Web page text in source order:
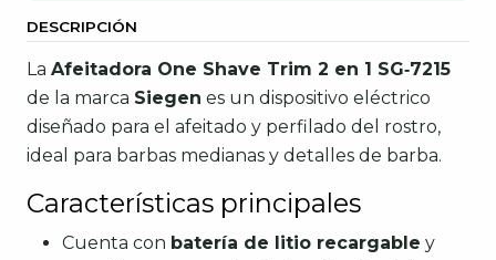
DESCRIPCIÓN
La Afeitadora One Shave Trim 2 en 1 SG‑7215
de la marca Siegen es un dispositivo eléctrico
diseñado para el afeitado y perfilado del rostro,
ideal para barbas medianas y detalles de barba.
Características principales
Cuenta con batería de litio recargable y